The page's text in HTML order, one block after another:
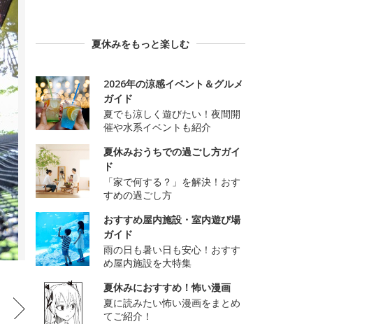
夏休みをもっと楽しむ
2026年の涼感イベント＆グルメ
ガイド
夏でも涼しく遊びたい！夜間開
催や水系イベントも紹介
夏休みおうちでの過ごし方ガイ
ド
「家で何する？」を解決！おす
すめの過ごし方
おすすめ屋内施設・室内遊び場
ガイド
雨の日も暑い日も安心！おすす
め屋内施設を大特集
夏休みにおすすめ！怖い漫画
夏に読みたい怖い漫画をまとめ
てご紹介！